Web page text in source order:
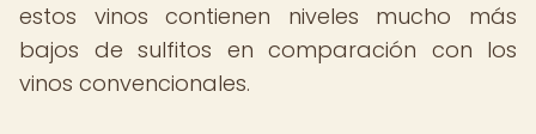
estos vinos contienen niveles mucho más
bajos de sulfitos en comparación con los
vinos convencionales.